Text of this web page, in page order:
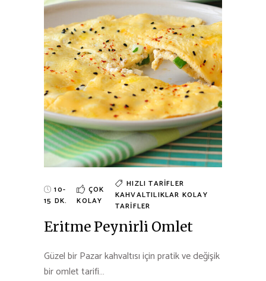
10-
15 DK.
ÇOK
KOLAY
HIZLI TARIFLER
KAHVALTILIKLAR KOLAY
TARIFLER
Eritme Peynirli Omlet
Güzel bir Pazar kahvaltısı için pratik ve değişik
bir omlet tarifi…